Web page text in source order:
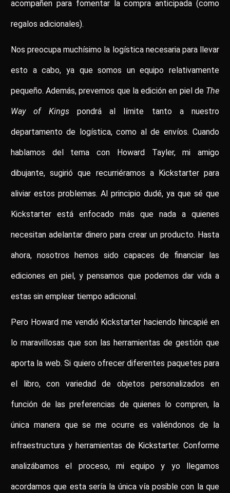
acompañen para fomentar la compra anticipada (como
regalos adicionales).
Nos preocupa muchísimo la logística necesaria para llevar
esto a cabo, ya que somos un equipo relativamente
pequeño. Además, prevemos que la edición en piel de The
Way of Kingspondrá al límite tanto a nuestro
departamento de logística, como al de envíos. Cuando
hablamos del tema con Howard Tayler, mi amigo
dibujante, sugirió que recurriéramos a Kickstarter para
aliviar estos problemas. Al principio dudé, ya que sé que
Kickstarter está enfocado más que nada a quienes
necesitan adelantar dinero para crear un producto. Hasta
ahora, nosotros hemos sido capaces de financiar las
ediciones en piel, y pensamos que podemos dar vida a
estas sin emplear tiempo adicional.
Pero Howard me vendió Kickstarter haciendo hincapié en
lo maravillosas que son las herramientas de gestión que
aporta la web. Si quiero ofrecer diferentes paquetes para
el libro, con variedad de objetos personalizados en
función de las preferencias de quienes lo compren, la
única manera que se me ocurre es valiéndonos de la
infraestructura y herramientas de Kickstarter. Conforme
analizábamos el proceso, mi equipo y yo llegamos
acordamos que esta sería la única vía posible con la que